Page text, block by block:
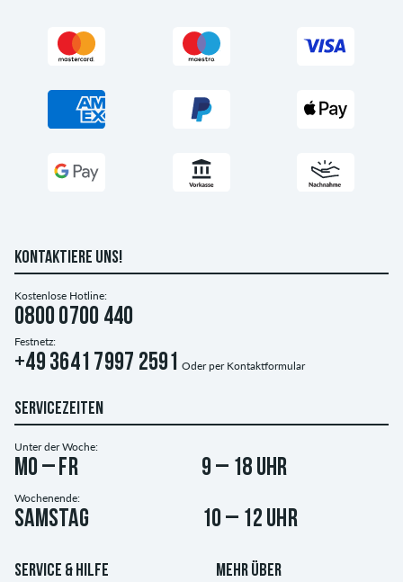
KONTAKTIERE UNS!
Kostenlose Hotline:
0800 0700 440
Festnetz:
+49 3641 7997 2591 Oder per Kontaktformular
SERVICEZEITEN
Unter der Woche:
Mo – Fr 9 – 18 Uhr
Wochenende:
Samstag 10 – 12 Uhr
SERVICE & HILFE MEHR ÜBER